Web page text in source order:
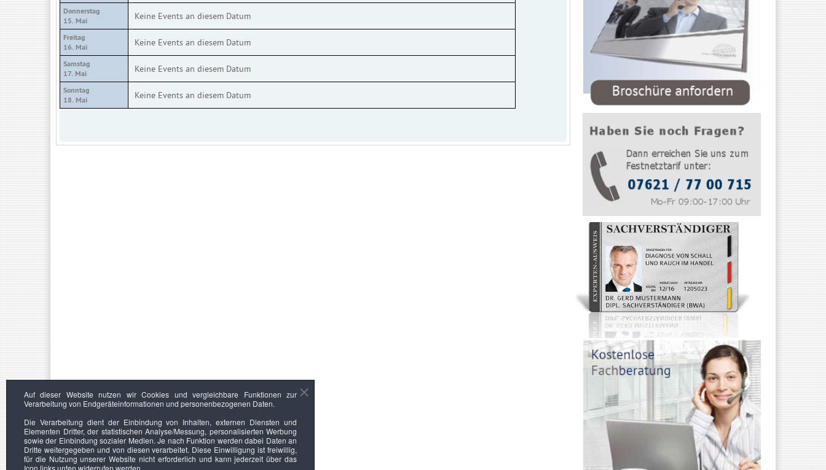
Donnerstag
15. Mai
Keine Events an diesem Datum
Freitag
16. Mai
Keine Events an diesem Datum
Samstag
17. Mai
Keine Events an diesem Datum
Sonntag
18. Mai
Keine Events an diesem Datum
Auf dieser Website nutzen wir Cookies und vergleichbare Funktionen zur
Verarbeitung von Endgeräteinformationen und personenbezogenen Daten.
Die Verarbeitung dient der Einbindung von Inhalten, externen Diensten und
Elementen Dritter, der statistischen Analyse/Messung, personalisierten Werbung
sowie der Einbindung sozialer Medien. Je nach Funktion werden dabei Daten an
Dritte weitergegeben und von diesen verarbeitet. Diese Einwilligung ist freiwillig,
für die Nutzung unserer Website nicht erforderlich und kann jederzeit über das
Icon links unten widerrufen werden.